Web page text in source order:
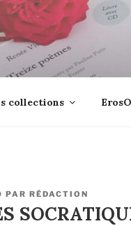
il pas une bouteille
collections
PAR RÉDACTION